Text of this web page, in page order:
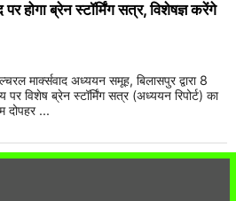
होगा ब्रेन स्टॉर्मिंग सत्र, विशेषज्ञ करेंगे
मार्क्सवाद अध्ययन समूह, बिलासपुर द्वारा 8
पर विशेष ब्रेन स्टॉर्मिंग सत्र (अध्ययन रिपोर्ट) का
दोपहर ...